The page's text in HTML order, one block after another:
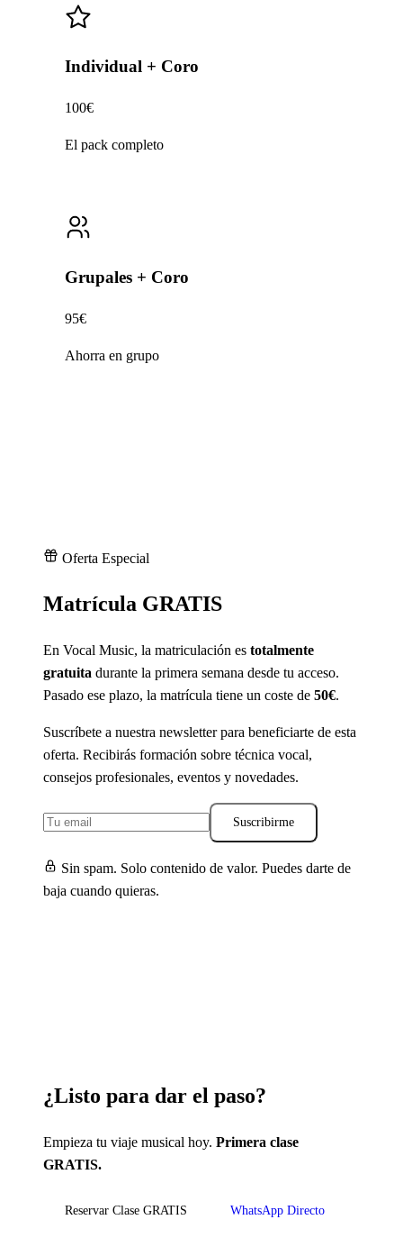
Individual + Coro
100€
El pack completo
Grupales + Coro
95€
Ahorra en grupo
Oferta Especial
Matrícula GRATIS
En Vocal Music, la matriculación es totalmente
gratuita durante la primera semana desde tu acceso.
Pasado ese plazo, la matrícula tiene un coste de 50€.
Suscríbete a nuestra newsletter para beneficiarte de esta
oferta. Recibirás formación sobre técnica vocal,
consejos profesionales, eventos y novedades.
Suscribirme
Sin spam. Solo contenido de valor. Puedes darte de
baja cuando quieras.
¿Listo para dar el paso?
Empieza tu viaje musical hoy. Primera clase
GRATIS.
Reservar Clase GRATIS WhatsApp Directo